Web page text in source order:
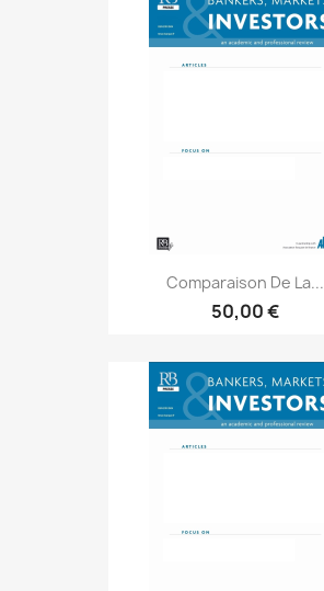
Comparaison De La...
50,00 €